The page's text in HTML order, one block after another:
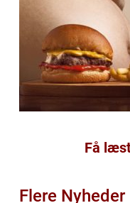
Få
Flere Nyheder